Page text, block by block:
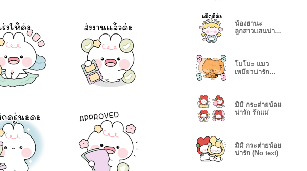
น้องฮานะ
ลูกสาวแสนน่า
โมโมะ แมว
เหมียวน่ารัก
มิมิ กระต่ายน้อย
น่ารัก รักแม่
มิมิ กระต่ายน้อย
น่ารัก (No text)